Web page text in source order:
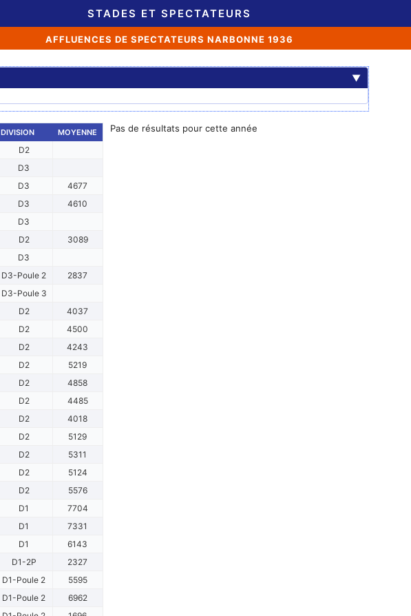
STADES ET SPECTATEURS
AFFLUENCES DE SPECTATEURS NARBONNE 1936
▼
DIVISION MOYENNE
D2
D3
D3
4677
D3
4610
D3
D2
3089
D3
D3-Poule 2
2837
D3-Poule 3
D2
4037
D2
4500
D2
4243
D2
5219
D2
4858
D2
4485
D2
4018
D2
5129
D2
5311
D2
5124
D2
5576
D1
7704
D1
7331
D1
6143
D1-2P
2327
D1-Poule 2
5595
D1-Poule 2
6962
Pas de résultats pour cette année